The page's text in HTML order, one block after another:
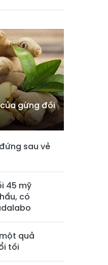
gừng đối
sau vẻ
45 mỹ
có
quả
tối